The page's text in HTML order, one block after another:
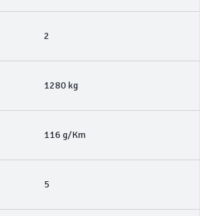
2
1280 kg
116 g/Km
5